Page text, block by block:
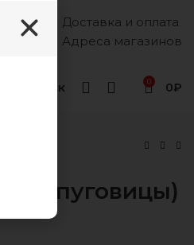
Доставка и оплата
Адреса магазинов
Геленджик 0 0₽
(пуговицы)